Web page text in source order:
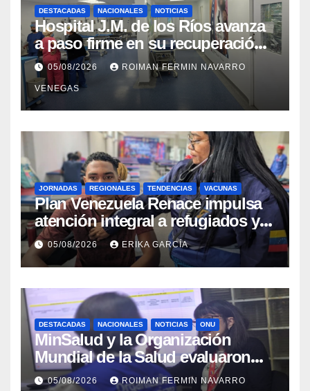
DESTACADAS NACIONALES NOTICIAS
Hospital J.M. de los Ríos avanza
a paso firme en su recuperación
tras los recientes eventos
sísmicos
05/08/2026 ROIMAN FERMIN NAVARRO
VENEGAS
JORNADAS REGIONALES TENDENCIAS VACUNAS
​Plan Venezuela Renace impulsa
atención integral a refugiados y
evaluación de vacunación en
Aragua
05/08/2026 ERIKA GARCÍA
DESTACADAS NACIONALES NOTICIAS ONU
MinSalud y la Organización
Mundial de la Salud evaluaron
propuesta técnica integral en
05/08/2026 ROIMAN FERMIN NAVARRO